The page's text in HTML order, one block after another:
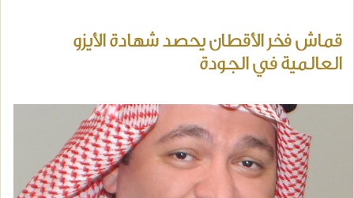
قماش فخر الأقطان يحصد شهادة الأيزو
العالمية في الجودة